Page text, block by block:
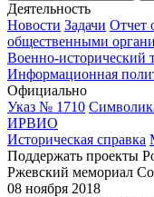
Деятельность
Новости Задачи Отчет
общественными
Военно-исторический
Информационная
Официально
Указ № 1710
ИРВИО
Историческая справка
Поддержать проекты
Ржевский мемориал
08 ноября 2018